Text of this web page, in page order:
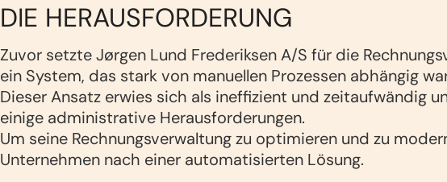
DIE HERAUSFORDERUNG
Zuvor setzte Jørgen Lund Frederiksen A/S für die
ein System, das stark von manuellen Prozessen abhängig
Dieser Ansatz erwies sich als ineffizient und zeitaufwändig
einige administrative Herausforderungen.
Um seine Rechnungsverwaltung zu optimieren und zu
Unternehmen nach einer automatisierten Lösung.